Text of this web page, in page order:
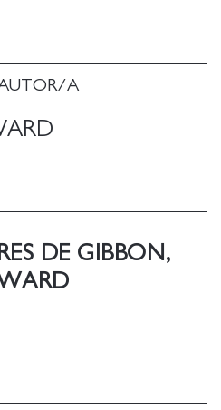
A
DE GIBBON,